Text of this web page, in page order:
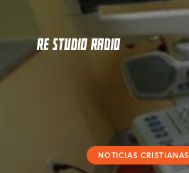
NOTICIAS CRISTIANAS